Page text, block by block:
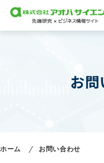
お
ホーム お問い合わせ